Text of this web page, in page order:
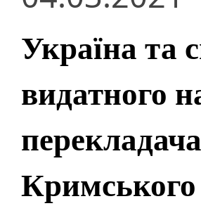
Україна та
видатного
Кримського